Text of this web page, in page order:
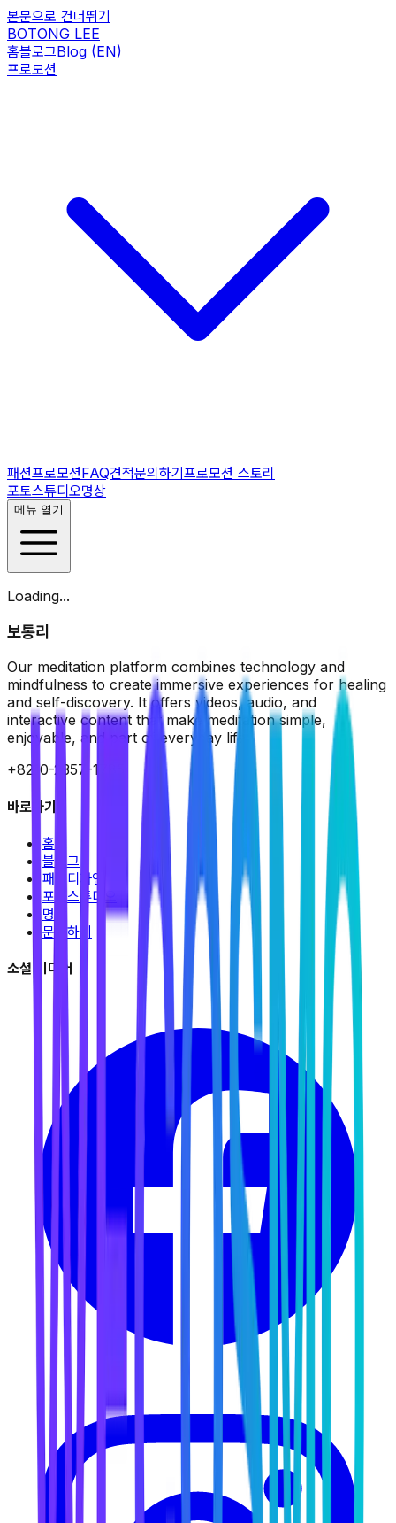
본문으로 건너뛰기
BOTONG LEE
홈블로그Blog (EN)
프로모션
패션프로모션FAQ견적문의하기프로모션 스토리
포토스튜디오명상
메뉴 열기
Loading...
보통리
Our meditation platform combines technology and
mindfulness to create immersive experiences for healing
and self-discovery. It offers videos, audio, and
interactive content that make meditation simple,
enjoyable, and part of everyday life.
+8210-2357-1785
바로가기
홈
블로그
패션디자인
포토스튜디오
명상
문의하기
소셜 미디어